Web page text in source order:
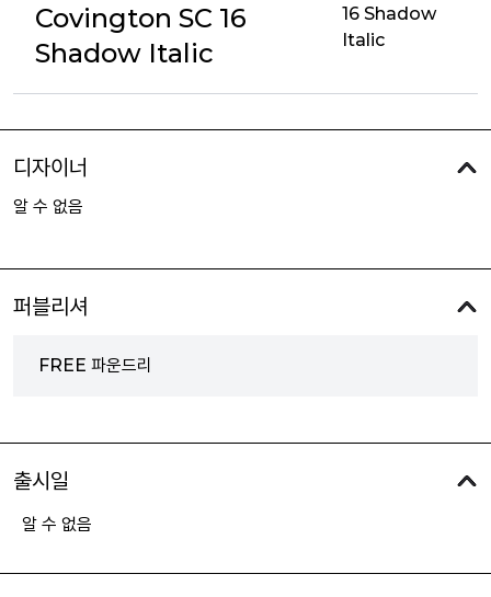
Covington SC 16
Shadow Italic
16 Shadow
Italic
디자이너
알 수 없음
퍼블리셔
FREE 파운드리
출시일
알 수 없음